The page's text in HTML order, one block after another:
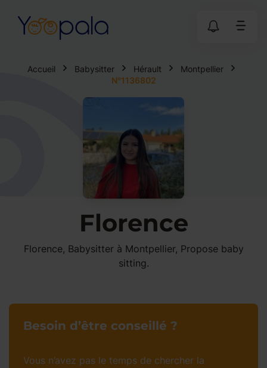
Accueil Babysitter Hérault
Montpellier
N°1136802
Florence
Florence, Babysitter à Montpellier, Propose baby
sitting.
Besoin d’être conseillé ?
Vous n’avez pas le temps de chercher la